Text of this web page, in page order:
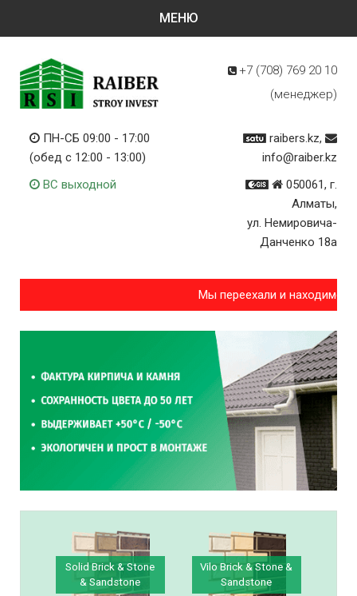
+7 (708) 769 20 10
(менеджер)
ПН-СБ 09:00 - 17:00
(обед с 12:00 - 13:00)
ВС выходной
raibers.kz,
info@raiber.kz
050061, г.
Алматы,
ул. Немировича-
Данченко 18а
Мы переехали и